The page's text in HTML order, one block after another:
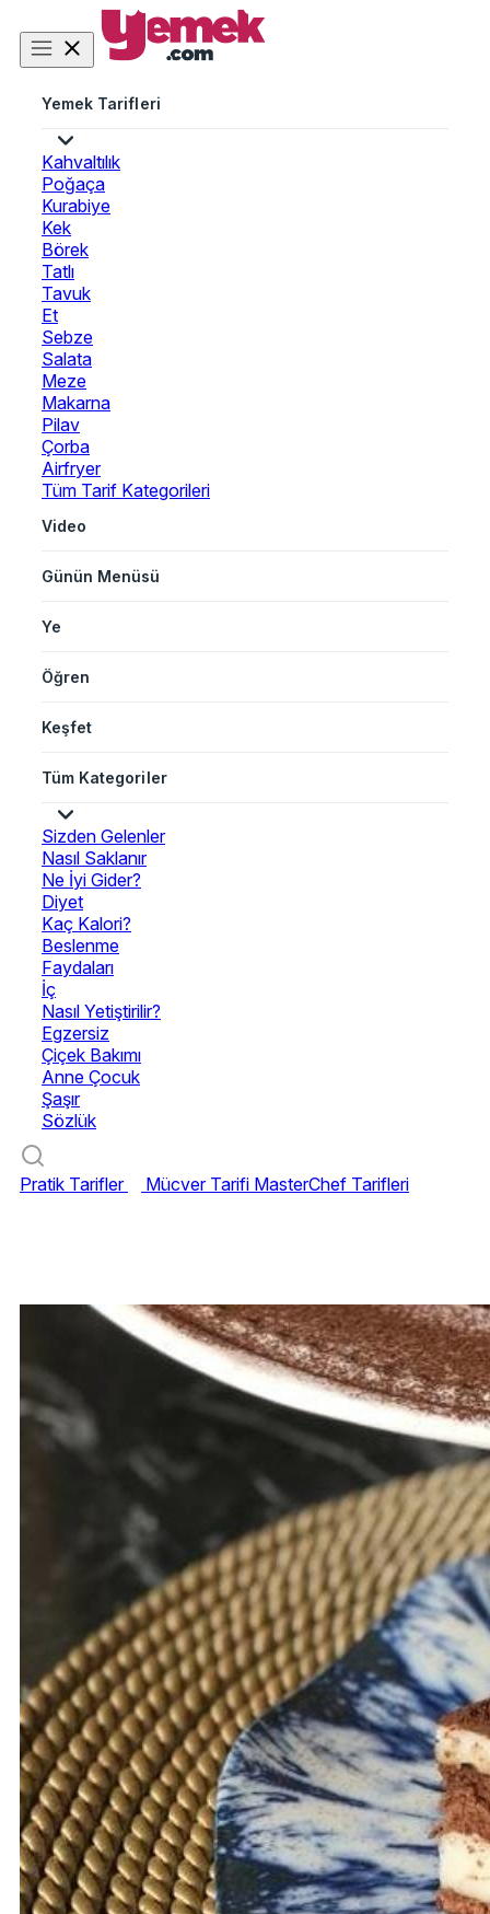
Yemek Tarifleri
Kahvaltılık
Poğaça
Kurabiye
Kek
Börek
Tatlı
Tavuk
Et
Sebze
Salata
Meze
Makarna
Pilav
Çorba
Airfryer
Tüm Tarif Kategorileri
Video
Günün Menüsü
Ye
Öğren
Keşfet
Tüm Kategoriler
Sizden Gelenler
Nasıl Saklanır
Ne İyi Gider?
Diyet
Kaç Kalori?
Beslenme
Faydaları
İç
Nasıl Yetiştirilir?
Egzersiz
Çiçek Bakımı
Anne Çocuk
Şaşır
Sözlük
Pratik Tarifler Mücver Tarifi MasterChef Tarifleri